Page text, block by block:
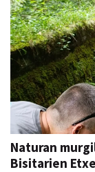
Naturan
Bisitarien